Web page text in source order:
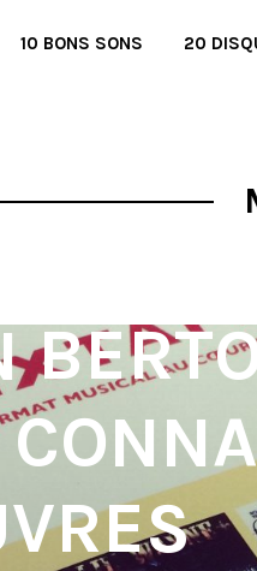
10 BONS SONS 20